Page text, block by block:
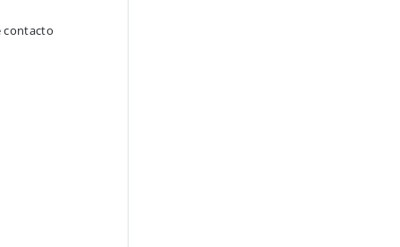
contacto